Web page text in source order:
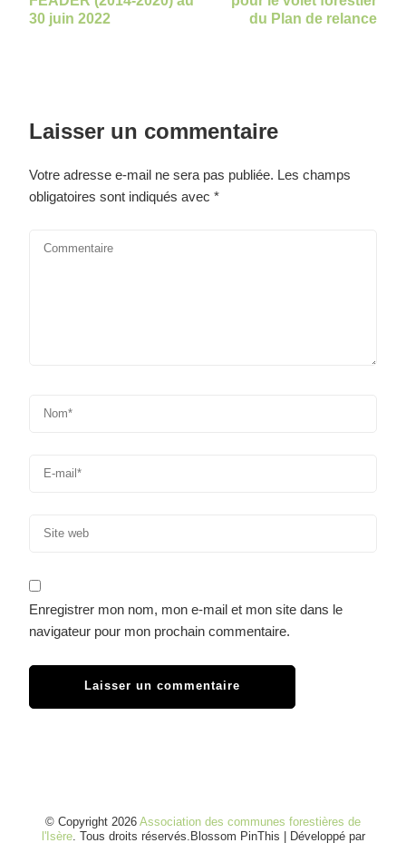
30 juin 2022
du Plan de relance
Laisser un commentaire
Votre adresse e-mail ne sera pas publiée. Les champs
obligatoires sont indiqués avec *
Enregistrer mon nom, mon e-mail et mon site dans le
navigateur pour mon prochain commentaire.
© Copyright 2026 Association des communes forestières de
l'Isère. Tous droits réservés. Blossom PinThis | Développé par